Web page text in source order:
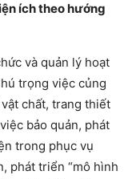
ích theo hướng
và quản lý hoạt
trọng việc củng
chất, trang thiết
bảo quản, phát
trong phục vụ
phát triển “mô hình